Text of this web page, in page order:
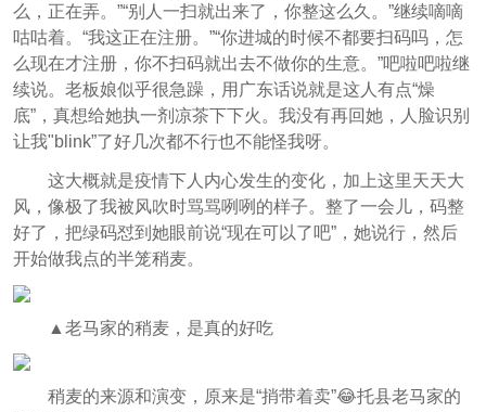
么，正在弄。”“别人一扫就出来了，你整这么久。”继续嘀嘀
咕咕着。“我这正在注册。”“你进城的时候不都要扫码吗，怎
么现在才注册，你不扫码就出去不做你的生意。”吧啦吧啦继
续说。老板娘似乎很急躁，用广东话说就是这人有点“燥
底”，真想给她执一剂凉茶下下火。我没有再回她，人脸识别
让我"blink”了好几次都不行也不能怪我呀。
这大概就是疫情下人内心发生的变化，加上这里天天大
风，像极了我被风吹时骂骂咧咧的样子。整了一会儿，码整
好了，把绿码怼到她眼前说“现在可以了吧”，她说行，然后
开始做我点的半笼稍麦。
▲老马家的稍麦，是真的好吃
稍麦的来源和演变，原来是“捎带着卖”😂托县老马家的